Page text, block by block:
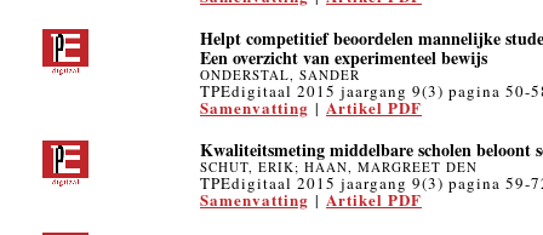
Helpt competitief beoordelen mannelijke
Een overzicht van experimenteel bewijs
ONDERSTAL, SANDER
TPEdigitaal 2015 jaargang 9(3) pagina 50-
Samenvatting | Artikel PDF
Kwaliteitsmeting middelbare scholen beloont
SCHUT, ERIK; HAAN, MARGREET DEN
TPEdigitaal 2015 jaargang 9(3) pagina 59-
Samenvatting | Artikel PDF